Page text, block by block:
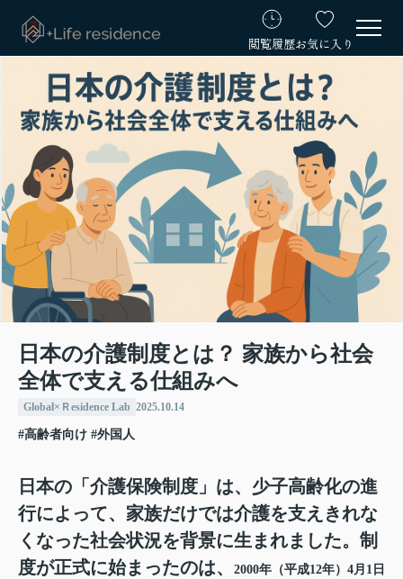
閲覧履歴お気に入り
日本の介護制度とは？ 家族から社会
全体で支える仕組みへ
Global×Ｒesidence Lab 2025.10.14
#高齢者向け #外国人
日本の「介護保険制度」は、少子高齢化の進
行によって、家族だけでは介護を支えきれな
くなった社会状況を背景に生まれました。制
度が正式に始まったのは、
2000年（平成12年）4月1日